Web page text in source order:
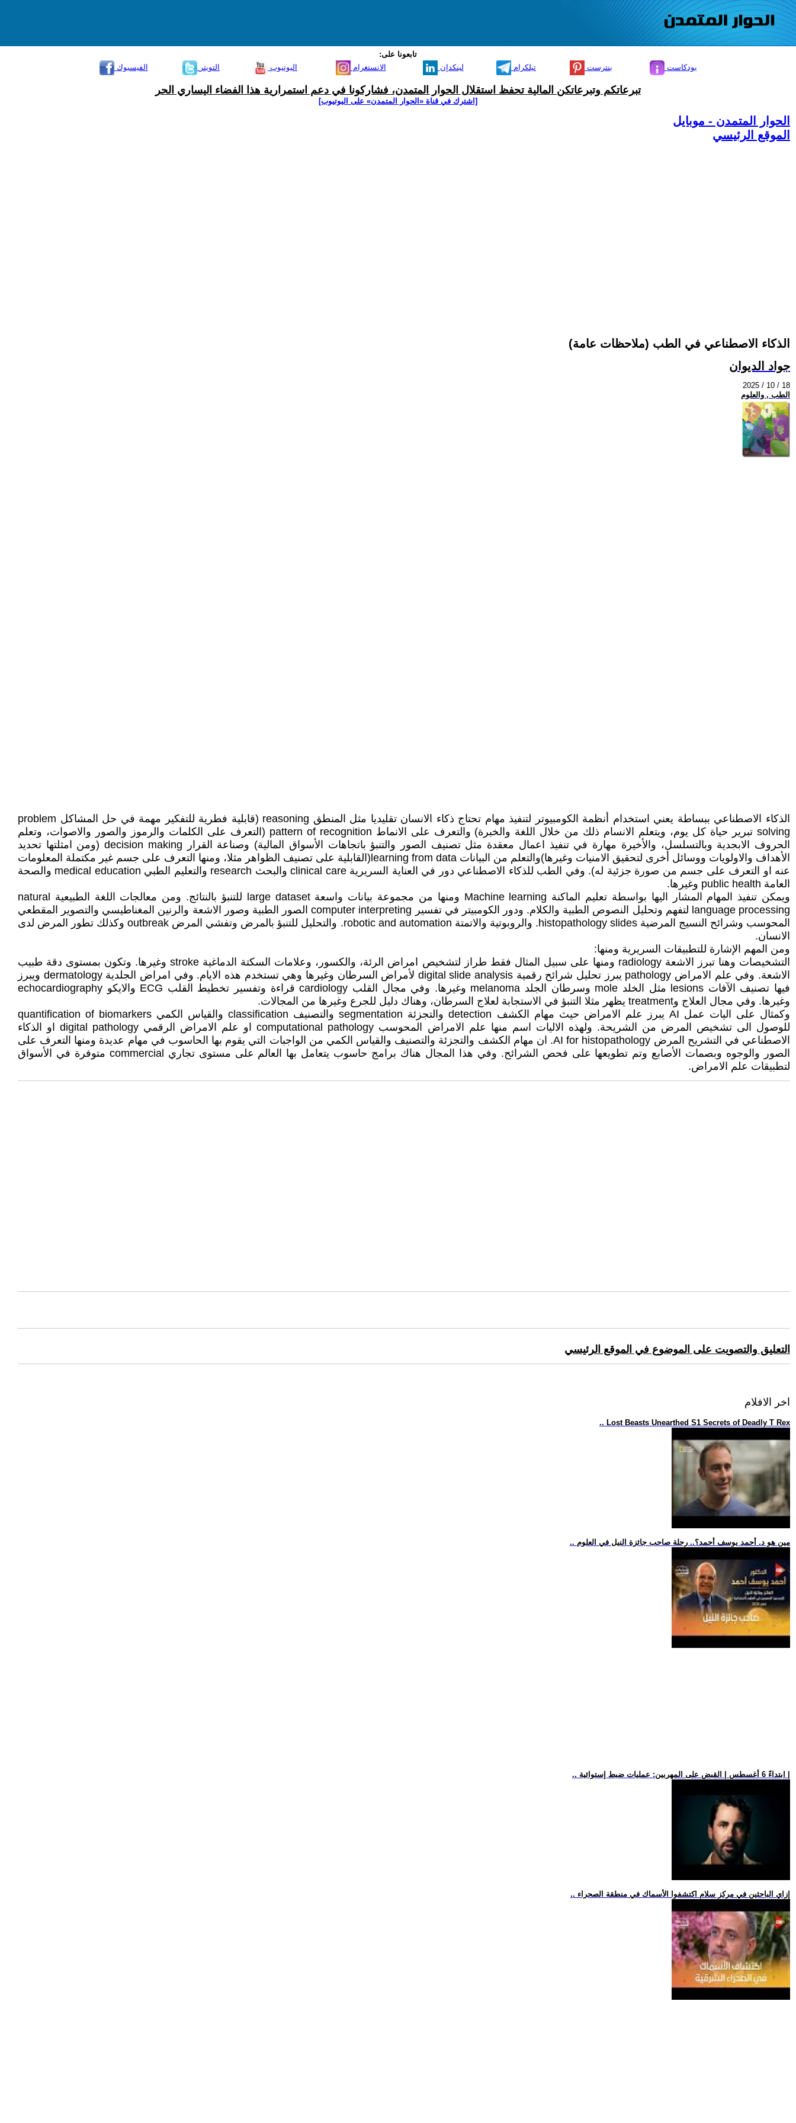
تابعونا على:
الفيسبوك
التويتر اليوتيوب الانستغرام لينكدإن تيلكرام بنترست بودكاست
تبرعاتكم وتبرعاتكن المالية تحفظ استقلال الحوار المتمدن، فشاركونا في دعم استمرارية هذا الفضاء اليساري الحر
[اشترك في قناة ‫«الحوار المتمدن» على اليوتيوب]
الحوار المتمدن - موبايل
الموقع الرئيسي
الذكاء الاصطناعي في الطب (ملاحظات عامة)
جواد الديوان
2025 / 10 / 18
الطب , والعلوم
الذكاء الاصطناعي ببساطة يعني استخدام أنظمة الكومبيوتر لتنفيذ مهام تحتاج ذكاء الانسان تقليديا مثل المنطق reasoning (قابلية فطرية للتفكير مهمة في حل المشاكل problem
solving تبرير حياة كل يوم، ويتعلم الانسام ذلك من خلال اللغة والخبرة) والتعرف على الانماط pattern of recognition (التعرف على الكلمات والرموز والصور والاصوات، وتعلم
الحروف الابجدية وبالتسلسل، والأخيرة مهارة في تنفيذ اعمال معقدة مثل تصنيف الصور والتنبؤ باتجاهات الأسواق المالية) وصناعة القرار decision making (ومن امثلتها تحديد
الأهداف والاولويات ووسائل أخرى لتحقيق الامنيات وغيرها)والتعلم من البيانات learning from data(القابلية على تصنيف الظواهر مثلا، ومنها التعرف على جسم غير مكتملة المعلومات
عنه او التعرف على جسم من صورة جزئية له). وفي الطب للذكاء الاصطناعي دور في العناية السريرية clinical care والبحث research والتعليم الطبي medical education والصحة
العامة public health وغيرها.
ويمكن تنفيذ المهام المشار اليها بواسطة تعليم الماكنة Machine learning ومنها من مجموعة بيانات واسعة large dataset للتنبؤ بالنتائج. ومن معالجات اللغة الطبيعية natural
language processing لتفهم وتحليل النصوص الطبية والكلام. ودور الكومبيتر في تفسير computer interpreting الصور الطبية وصور الاشعة والرنين المغناطيسي والتصوير المقطعي
المحوسب وشرائح النسيج المرضية histopathology slides. والروبوتية والاتمتة robotic and automation. والتحليل للتنبؤ بالمرض وتفشي المرض outbreak وكذلك تطور المرض لدى
الانسان.
ومن المهم الإشارة للتطبيقات السريرية ومنها:
التشخيصات وهنا تبرز الاشعة radiology ومنها على سبيل المثال فقط طراز لتشخيص امراض الرئة، والكسور، وعلامات السكتة الدماغية stroke وغيرها. وتكون بمستوى دقة طبيب
الاشعة. وفي علم الامراض pathology يبرز تحليل شرائح رقمية digital slide analysis لأمراض السرطان وغيرها وهي تستخدم هذه الايام. وفي امراض الجلدية dermatology ويبرز
فيها تصنيف الآفات lesions مثل الخلد mole وسرطان الجلد melanoma وغيرها. وفي مجال القلب cardiology قراءة وتفسير تخطيط القلب ECG والايكو echocardiography
وغيرها. وفي مجال العلاج وtreatment يظهر مثلا التنبؤ في الاستجابة لعلاج السرطان، وهناك دليل للجرع وغيرها من المجالات.
وكمثال على اليات عمل AI يبرز علم الامراض حيث مهام الكشف detection والتجزئة segmentation والتصنيف classification والقياس الكمي quantification of biomarkers
للوصول الى تشخيص المرض من الشريحة. ولهذه الاليات اسم منها علم الامراض المحوسب computational pathology او علم الامراض الرقمي digital pathology او الذكاء
الاصطناعي في التشريح المرض AI for histopathology. ان مهام الكشف والتجزئة والتصنيف والقياس الكمي من الواجبات التي يقوم بها الحاسوب في مهام عديدة ومنها التعرف على
الصور والوجوه وبصمات الأصابع وتم تطويعها على فحص الشرائح. وفي هذا المجال هناك برامج حاسوب يتعامل بها العالم على مستوى تجاري commercial متوفرة في الأسواق
لتطبيقات علم الامراض.
التعليق والتصويت على الموضوع في الموقع الرئيسي
اخر الافلام
.. Lost Beasts Unearthed S1 Secrets of Deadly T Rex
.. مين هو د. أحمد يوسف أحمد؟.. رحلة صاحب جائزة النيل في العلوم
.. إزاي الباحثين في مركز سلام اكتشفوا الأسماك في منطقة الصحراء